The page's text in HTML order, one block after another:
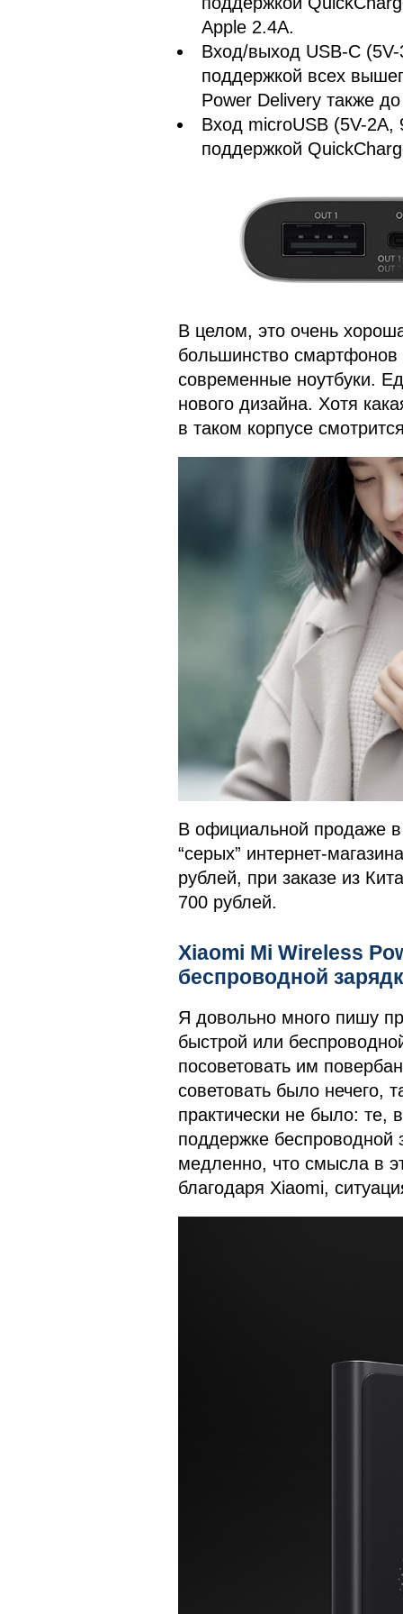
Apple 2.4A.
Вход/выход USB-C
поддержкой всех
Power Delivery также
Вход microUSB (5V-
поддержкой
В целом, это очень
большинство
современные ноутбуки.
нового дизайна. Хотя
в таком корпусе
В официальной продаже в
“серых” интернет-
рублей, при заказе из
700 рублей.
Xiaomi Mi Wireless
беспроводной
Я довольно много пишу
быстрой или
посоветовать им
советовать было нечего,
практически не было: те,
поддержке беспроводной
медленно, что смысла в
благодаря Xiaomi,